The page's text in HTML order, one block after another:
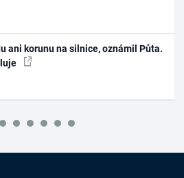
ani korunu na silnice, oznámil Půta.